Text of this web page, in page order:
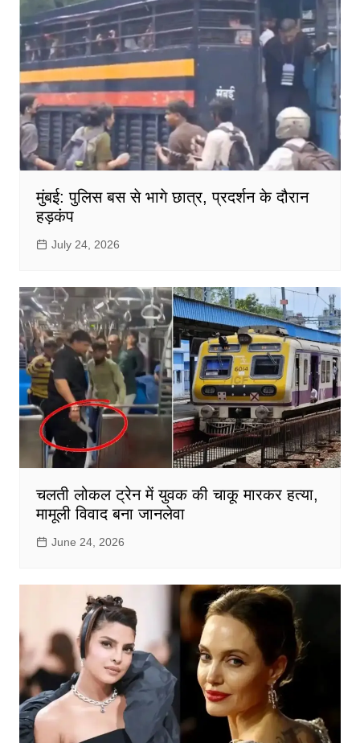
मुंबई: पुलिस बस से भागे छात्र, प्रदर्शन के दौरान
हड़कंप
July 24, 2026
चलती लोकल ट्रेन में युवक की चाकू मारकर हत्या,
मामूली विवाद बना जानलेवा
June 24, 2026